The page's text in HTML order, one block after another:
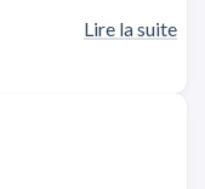
Lire la suite